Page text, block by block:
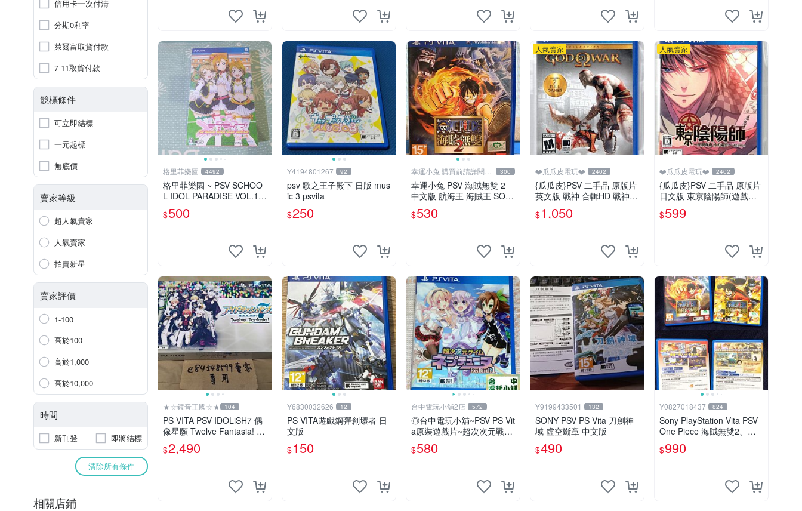
信用卡一次付清
分期0利率
萊爾富取貨付款
7-11取貨付款
競標條件
可立即結標
一元起標
無底價
賣家等級
超人氣賣家
人氣賣家
拍賣新星
賣家評價
1-100
高於100
高於1,000
高於10,000
時間
新刊登 即將結標
清除所有條件
相關店鋪
格里菲樂園 4492
格里菲樂園 ~ PSV SCHOO
L IDOL PARADISE VOL.1
初回限定版同梱特典 psvita
$500
Y4194801267 92
psv 歌之王子殿下 日版 mus
ic 3 psvita
$250
幸運小兔 購買前請詳閱賣
場公告
300
幸運小兔 PSV 海賊無雙 2
中文版 航海王 海賊王 SON
Y PS Vita 主機適用 庫
$530
人氣賣家
❤️瓜瓜皮電玩❤️ 2402
{瓜瓜皮}PSV 二手品 原版片
英文版 戰神 合輯HD 戰神1+
2 合輯(遊戲都有回收)
$1,050
人氣賣家
❤️瓜瓜皮電玩❤️ 2402
{瓜瓜皮}PSV 二手品 原版片
日文版 東京陰陽師(遊戲都
有回收)
$599
★☆鏡音王國☆★ 104
PS VITA PSV IDOLiSH7 偶
像星願 Twelve Fantasia! 限
定版 純日版 日文版 特裝版
$2,490
Y6830032626 12
PS VITA遊戲鋼彈創壞者 日
文版
$150
台中電玩小舖2店 572
◎台中電玩小舖~PSV PS Vit
a原裝遊戲片~超次次元戰記
$580
Y9199433501 132
SONY PSV PS Vita 刀劍神
域 虛空斷章 中文版
$490
Y0827018437 824
Sony PlayStation Vita PSV
One Piece 海賊無雙2、海
賊無雙3 中文版
$990